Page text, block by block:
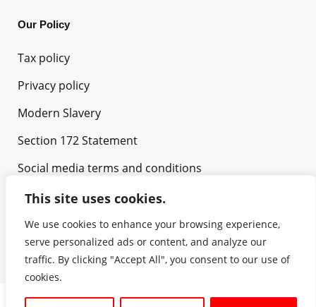
This site uses cookies.
We use cookies to enhance your browsing experience,
serve personalized ads or content, and analyze our
traffic. By clicking "Accept All", you consent to our use of
cookies.
Our Policy
Tax policy
Privacy policy
Modern Slavery
Section 172 Statement
Social media terms and conditions